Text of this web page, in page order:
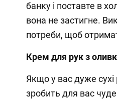
банку і поставте в
вона не застигне.
потреби, щоб
Крем для рук з
Якщо у вас дуже сухі
зробить для вас